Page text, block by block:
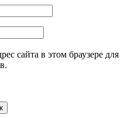
сайта в этом браузере для